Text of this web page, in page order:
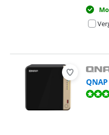
Beoordeling is 8,9 van de 10,